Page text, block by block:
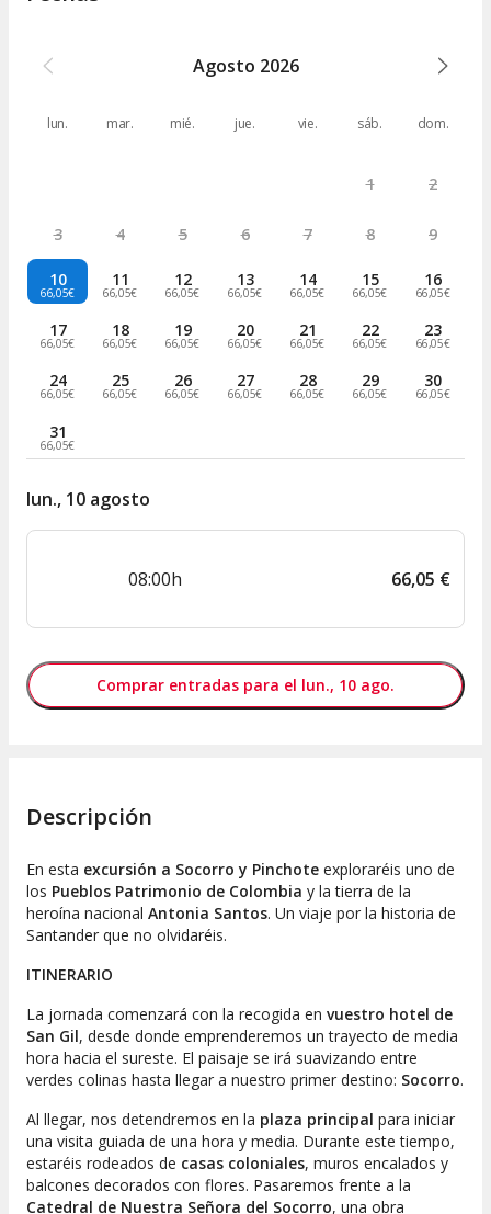
Agosto 2026
lun. mar. mié. jue. vie. sáb. dom.
1 2
3 4 5 6 7 8 9
10
66,05€
11
66,05€
12
66,05€
13
66,05€
14
66,05€
15
66,05€
16
66,05€
17
66,05€
18
66,05€
19
66,05€
20
66,05€
21
66,05€
22
66,05€
23
66,05€
24
66,05€
25
66,05€
26
66,05€
27
66,05€
28
66,05€
29
66,05€
30
66,05€
31
66,05€
lun., 10 agosto
08:00h 66,05 €
Comprar entradas para el lun., 10 ago.
Descripción
En esta excursión a Socorro y Pinchote exploraréis uno de
los Pueblos Patrimonio de Colombia y la tierra de la
heroína nacional Antonia Santos. Un viaje por la historia de
Santander que no olvidaréis.
ITINERARIO
La jornada comenzará con la recogida en vuestro hotel de
San Gil, desde donde emprenderemos un trayecto de media
hora hacia el sureste. El paisaje se irá suavizando entre
verdes colinas hasta llegar a nuestro primer destino: Socorro.
Al llegar, nos detendremos en la plaza principal para iniciar
una visita guiada de una hora y media. Durante este tiempo,
estaréis rodeados de casas coloniales, muros encalados y
balcones decorados con flores. Pasaremos frente a la
Catedral de Nuestra Señora del Socorro, una obra